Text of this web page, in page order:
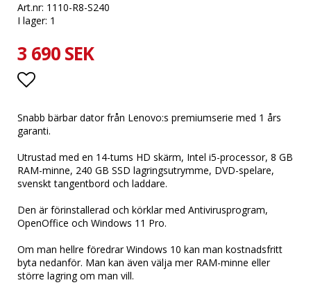
Art.nr: 1110-R8-S240
I lager: 1
3 690 SEK
Lägg till i favoritlistan
Snabb bärbar dator från Lenovo:s premiumserie med 1 års
garanti.
Utrustad med en 14-tums HD skärm, Intel i5-processor, 8 GB
RAM-minne, 240 GB SSD lagringsutrymme, DVD-spelare,
svenskt tangentbord och laddare.
Den är förinstallerad och körklar med Antivirusprogram,
OpenOffice och Windows 11 Pro.
Om man hellre föredrar Windows 10 kan man kostnadsfritt
byta nedanför. Man kan även välja mer RAM-minne eller
större lagring om man vill.